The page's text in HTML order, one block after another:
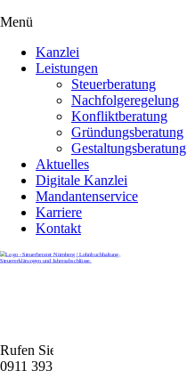
Menü
Kanzlei
Leistungen
Steuerberatung
Nachfolgeregelung
Konfliktberatung
Gründungsberatung
Gestaltungsberatung
Aktuelles
Digitale Kanzlei
Mandantenservice
Karriere
Kontakt
Rufen Sie uns gerne an
0911 39372790